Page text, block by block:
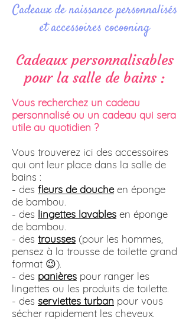
Cadeaux de naissance personnalisés
et accessoires cocooning
Cadeaux personnalisables
pour la salle de bains :
Vous recherchez un cadeau
personnalisé ou un cadeau qui sera
utile au quotidien ?
Vous trouverez ici des accessoires
qui ont leur place dans la salle de
bains :
- des fleurs de douche en éponge
de bambou.
- des lingettes lavables en éponge
de bambou.
- des trousses (pour les hommes,
pensez à la trousse de toilette grand
format 😉).
- des panières pour ranger les
lingettes ou les produits de toilette.
- des serviettes turban pour vous
sécher rapidement les cheveux.